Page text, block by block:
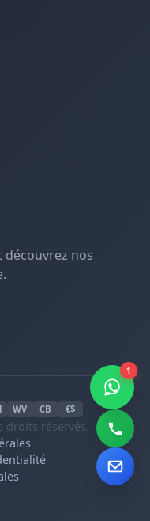
nos
WV CB €$
droits réservés.
1